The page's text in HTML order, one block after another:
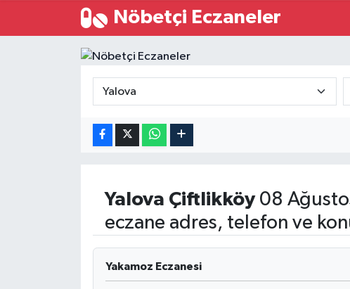
Nöbetçi Eczaneler
Yalova Çiftlikköy08
eczane adres, telefon ve
Yakamoz Eczanesi